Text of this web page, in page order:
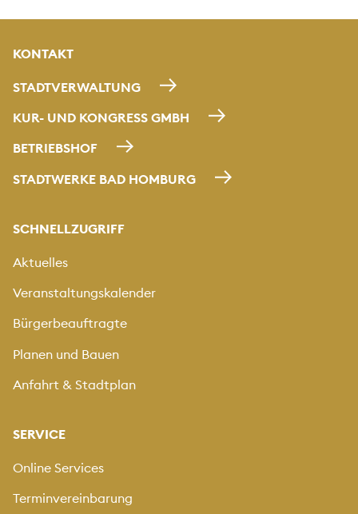
KONTAKT
STADTVERWALTUNG
KUR- UND KONGRESS GMBH
BETRIEBSHOF
STADTWERKE BAD HOMBURG
SCHNELLZUGRIFF
Aktuelles
Veranstaltungskalender
Bürgerbeauftragte
Planen und Bauen
Anfahrt & Stadtplan
SERVICE
Online Services
Terminvereinbarung